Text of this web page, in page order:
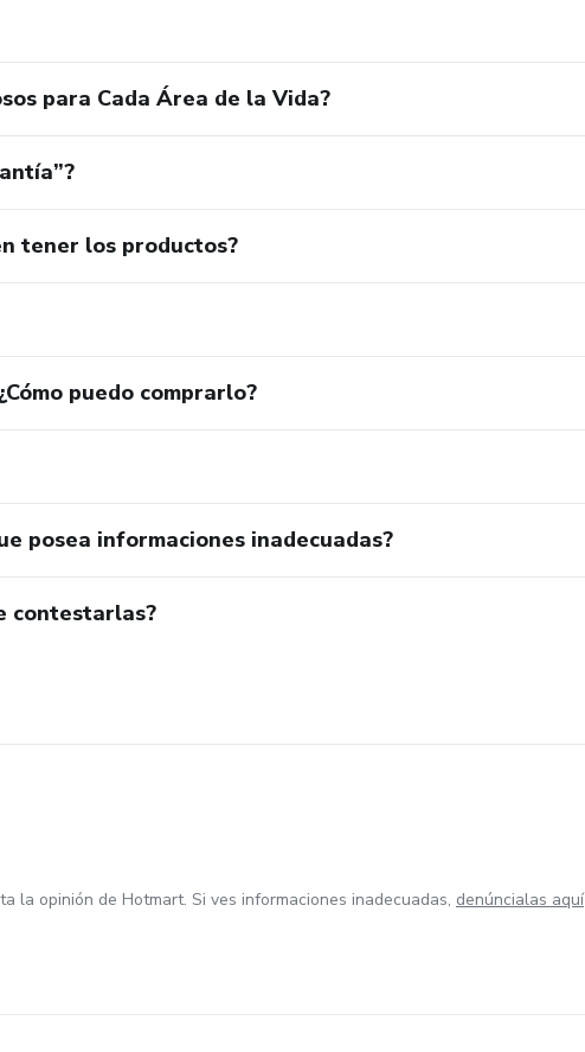
para Cada Área de la Vida?
tener los productos?
puedo comprarlo?
posea informaciones inadecuadas?
contestarlas?
la opinión de Hotmart. Si ves informaciones inadecuadas, denúncialas aquí